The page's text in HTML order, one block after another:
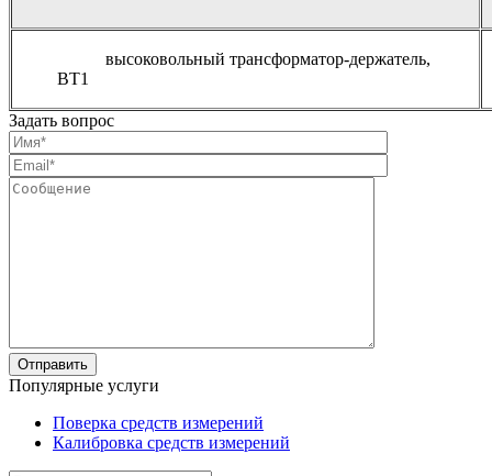
высоковольный трансформатор-держатель,
ВТ1
Задать вопрос
Популярные услуги
Поверка средств измерений
Калибровка средств измерений